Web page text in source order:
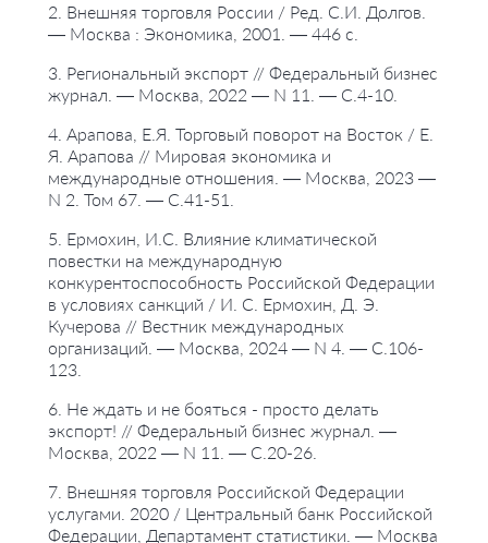
2. Внешняя торговля России / Ред. С.И. Долгов.
— Москва : Экономика, 2001. — 446 с.
3. Региональный экспорт // Федеральный бизнес
журнал. — Москва, 2022 — N 11. — С.4-10.
4. Арапова, Е.Я. Торговый поворот на Восток / Е.
Я. Арапова // Мировая экономика и
международные отношения. — Москва, 2023 —
N 2. Том 67. — С.41-51.
5. Ермохин, И.С. Влияние климатической
повестки на международную
конкурентоспособность Российской Федерации
в условиях санкций / И. С. Ермохин, Д. Э.
Кучерова // Вестник международных
организаций. — Москва, 2024 — N 4. — С.106-
123.
6. Не ждать и не бояться - просто делать
экспорт! // Федеральный бизнес журнал. —
Москва, 2022 — N 11. — С.20-26.
7. Внешняя торговля Российской Федерации
услугами. 2020 / Центральный банк Российской
Федерации, Департамент статистики. — Москва